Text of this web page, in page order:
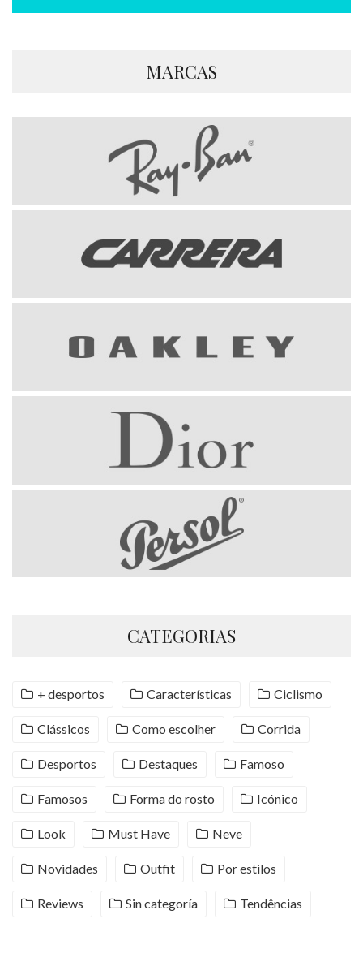
MARCAS
CATEGORIAS
+ desportos Características Ciclismo
Clássicos Como escolher Corrida
Desportos Destaques Famoso
Famosos Forma do rosto Icónico
Look Must Have Neve
Novidades Outfit Por estilos
Reviews Sin categoría Tendências